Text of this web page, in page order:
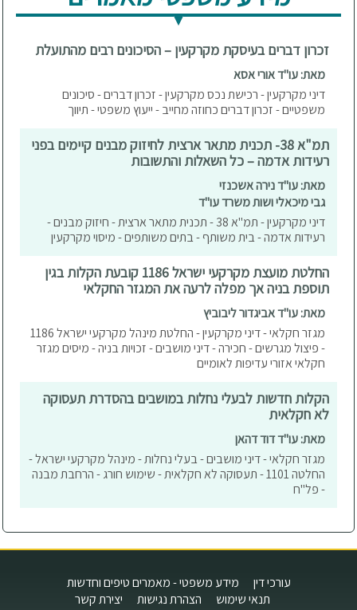
זכרון דברים בעיסקת מקרקעין – הסיכונים רבים מהתועלת
מאת: עו"ד אורי אסא
דיני מקרקעין - רכישת נכס מקרקעין - זכרון דברים - סיכונים
משפטיים - זכרון דברים כחוזה מחייב - ייעוץ משפטי - תיווך
תמ"א 38- תכנית מתאר ארצית לחיזוק מבנים קיימים בפני
רעידות אדמה – כל השאלות והתשובות
מאת: עו"ד נירה אשכנזי
גבי מיכאלי ושות משרד עו"ד
דיני מקרקעין - תמ"א 38 - תכנית מתאר ארצית - חיזוק מבנים -
רעידות אדמה - בית משותף - בתים משותפים - מיסוי מקרקעין
החלטת מועצת מקרקעי ישראל 1186 קובעת הקלות בגין
תוספת בניה אך מפלה לרעה את המגזר החקלאי
מאת: עו"ד אביגדור ליבוביץ
מגזר חקלאי - דיני מקרקעין - החלטת מינהל מקרקעי ישראל 1186
- פיצול מגרשים - חכירה - דיני מושבים - זכויות בניה - מיסים מגזר
חקלאי אזורי עדיפות לאומיים
הקלות חדשות לבעלי נחלות במושבים בהסדרת תעסוקה
לא חקלאית
מאת: עו"ד דוד דהאן
מגזר חקלאי - דיני מושבים - בעלי נחלות - מינהל מקרקעי ישראל -
החלטה 1101 - תעסוקה לא חקלאית - שימוש חורג - הרחבת מבנה
- פל"ח
עורכי דין
מידע משפטי - מאמרים טיפים וחדשות
תנאי שימוש
הצהרת נגישות יצירת קשר